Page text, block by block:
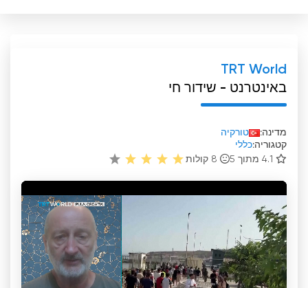
TRT World
באינטרנט - שידור חי
מדינה:
טורקיה
קטגוריה:כללי
8 קולות